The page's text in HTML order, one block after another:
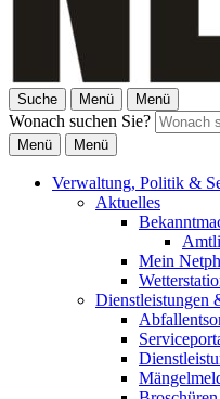
Suche Menü Menü
Wonach suchen Sie?
Menü
Menü
Verwaltung, Politik &
Aktuelles
Mein
Dienstleistungen